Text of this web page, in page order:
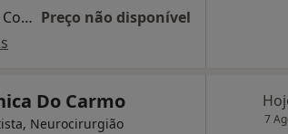
Artrodese Da Coluna Com Instrumentacao Por Via Anterior Preço não disponível
Do Carmo
Neurocirurgião 7